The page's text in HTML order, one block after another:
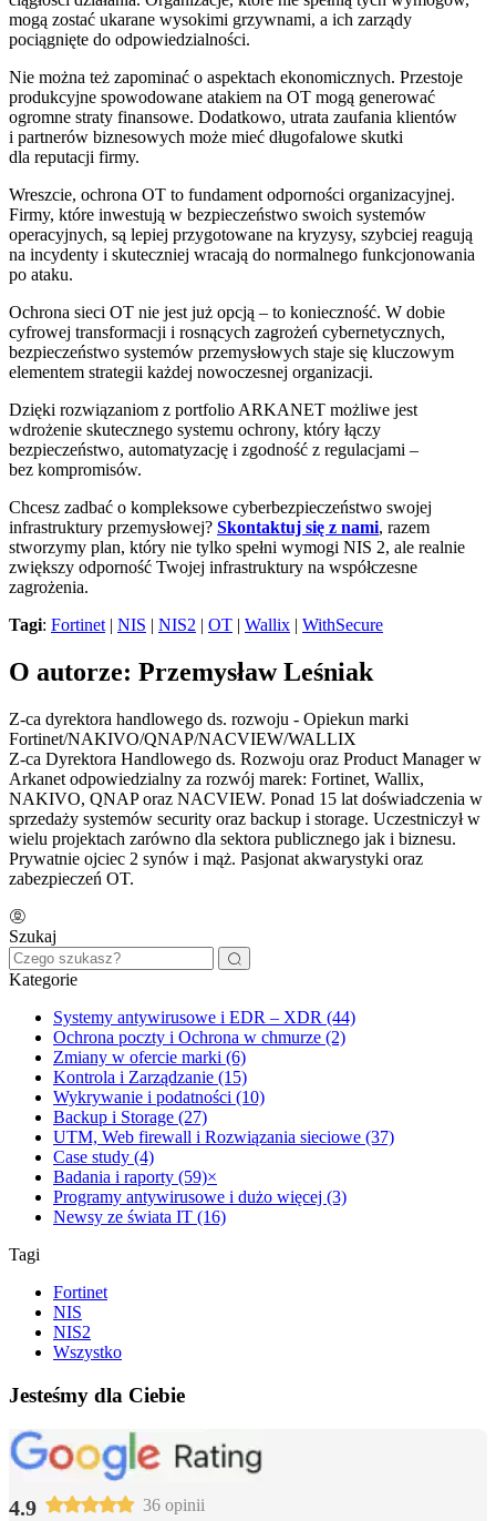
mogą zostać ukarane wysokimi grzywnami, a ich zarządy
pociągnięte do odpowiedzialności.
Nie można też zapominać o aspektach ekonomicznych. Przestoje
produkcyjne spowodowane atakiem na OT mogą generować
ogromne straty finansowe. Dodatkowo, utrata zaufania klientów
i partnerów biznesowych może mieć długofalowe skutki
dla reputacji firmy.
Wreszcie, ochrona OT to fundament odporności organizacyjnej.
Firmy, które inwestują w bezpieczeństwo swoich systemów
operacyjnych, są lepiej przygotowane na kryzysy, szybciej reagują
na incydenty i skuteczniej wracają do normalnego funkcjonowania
po ataku.
Ochrona sieci OT nie jest już opcją – to konieczność. W dobie
cyfrowej transformacji i rosnących zagrożeń cybernetycznych,
bezpieczeństwo systemów przemysłowych staje się kluczowym
elementem strategii każdej nowoczesnej organizacji.
Dzięki rozwiązaniom z portfolio ARKANET możliwe jest
wdrożenie skutecznego systemu ochrony, który łączy
bezpieczeństwo, automatyzację i zgodność z regulacjami –
bez kompromisów.
Chcesz zadbać o kompleksowe cyberbezpieczeństwo swojej
infrastruktury przemysłowej? Skontaktuj się z nami, razem
stworzymy plan, który nie tylko spełni wymogi NIS 2, ale realnie
zwiększy odporność Twojej infrastruktury na współczesne
zagrożenia.
Tagi: Fortinet | NIS | NIS2 | OT | Wallix | WithSecure
O autorze: Przemysław Leśniak
Z-ca dyrektora handlowego ds. rozwoju - Opiekun marki
Fortinet/NAKIVO/QNAP/NACVIEW/WALLIX
Z-ca Dyrektora Handlowego ds. Rozwoju oraz Product Manager w
Arkanet odpowiedzialny za rozwój marek: Fortinet, Wallix,
NAKIVO, QNAP oraz NACVIEW. Ponad 15 lat doświadczenia w
sprzedaży systemów security oraz backup i storage. Uczestniczył w
wielu projektach zarówno dla sektora publicznego jak i biznesu.
Prywatnie ojciec 2 synów i mąż. Pasjonat akwarystyki oraz
zabezpieczeń OT.
Szukaj
Kategorie
Systemy antywirusowe i EDR – XDR (44)
Ochrona poczty i Ochrona w chmurze (2)
Zmiany w ofercie marki (6)
Kontrola i Zarządzanie (15)
Wykrywanie i podatności (10)
Backup i Storage (27)
UTM, Web firewall i Rozwiązania sieciowe (37)
Case study (4)
Badania i raporty (59)×
Programy antywirusowe i dużo więcej (3)
Newsy ze świata IT (16)
Tagi
Fortinet
NIS
NIS2
Wszystko
Jesteśmy dla Ciebie
4.9 36 opinii